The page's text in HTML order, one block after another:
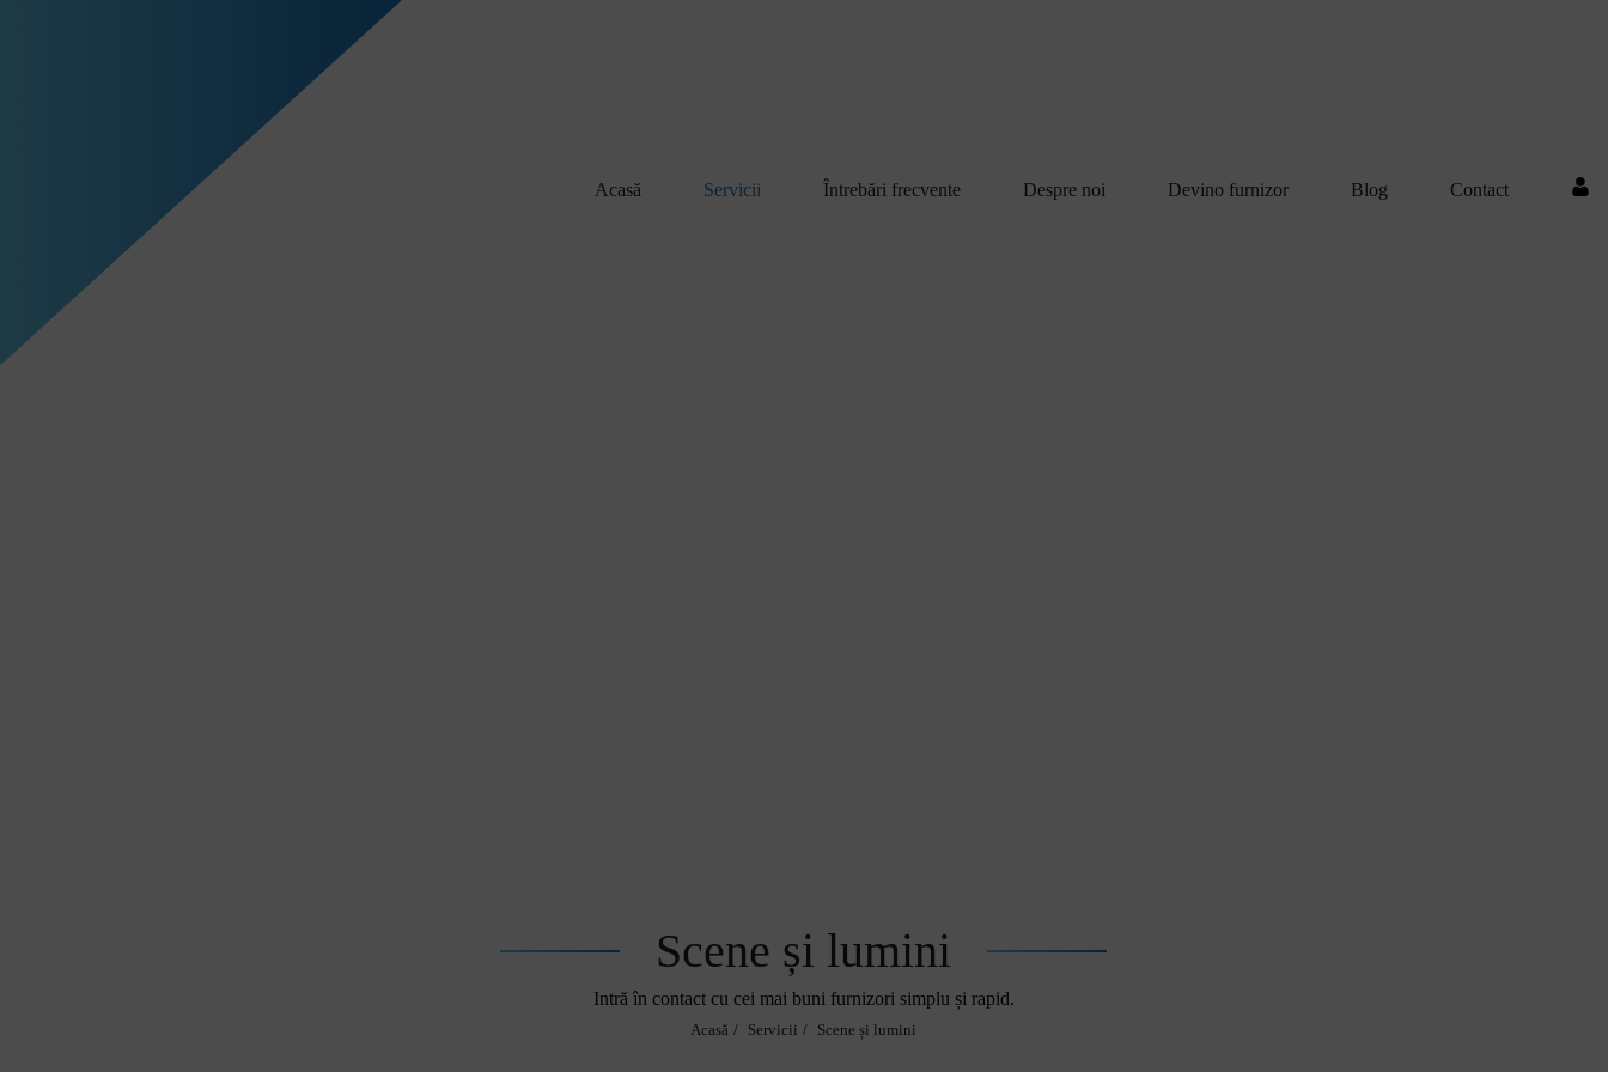
Acasă Servicii Întrebări frecvente Despre noi Devino furnizor Blog Contact
Scene și lumini
Intră în contact cu cei mai buni furnizori simplu și rapid.
Acasă Servicii Scene și lumini